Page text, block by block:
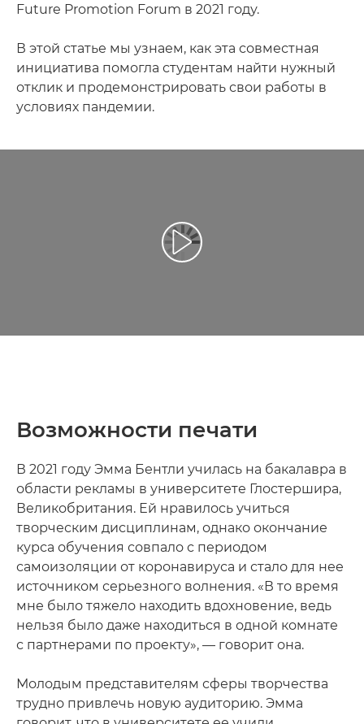
Future Promotion Forum в 2021 году.
В этой статье мы узнаем, как эта совместная
инициатива помогла студентам найти нужный
отклик и продемонстрировать свои работы в
условиях пандемии.
Воспроизведение видео
Возможности печати
В 2021 году Эмма Бентли училась на бакалавра в
области рекламы в университете Глостершира,
Великобритания. Ей нравилось учиться
творческим дисциплинам, однако окончание
курса обучения совпало с периодом
самоизоляции от коронавируса и стало для нее
источником серьезного волнения. «В то время
мне было тяжело находить вдохновение, ведь
нельзя было даже находиться в одной комнате
с партнерами по проекту», — говорит она.
Молодым представителям сферы творчества
трудно привлечь новую аудиторию. Эмма